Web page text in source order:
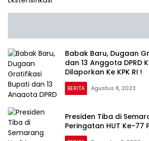
Babak Baru, Dugaan
dan 13 Anggota DPRD
Dilaporkan Ke KPK RI !
BERITA Agustus 8, 2023
Presiden Tiba di
Peringatan HUT Ke-77